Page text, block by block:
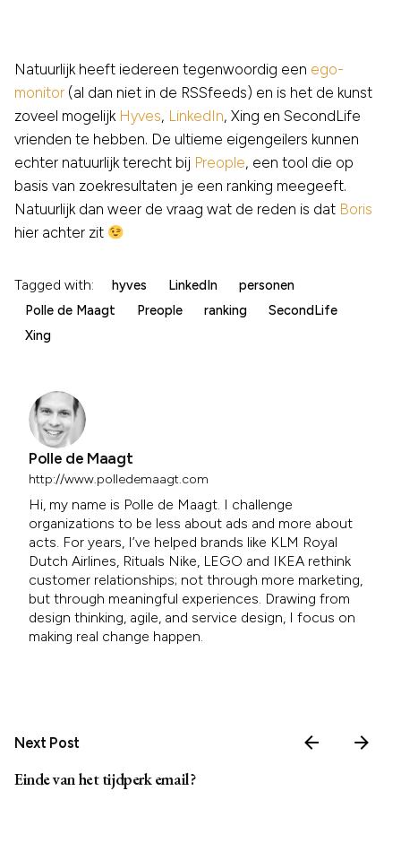
Natuurlijk heeft iedereen tegenwoordig een ego-
monitor (al dan niet in de RSSfeeds) en is het de kunst
zoveel mogelijk Hyves, LinkedIn, Xing en SecondLife
vrienden te hebben. De ultieme eigengeilers kunnen
echter natuurlijk terecht bij Preople, een tool die op
basis van zoekresultaten je een ranking meegeeft.
Natuurlijk dan weer de vraag wat de reden is dat Boris
hier achter zit
Tagged with: hyves LinkedIn
personen
Polle de Maagt
Preople ranking
SecondLife
Xing
Polle de Maagt
http://www.polledemaagt.com
Hi, my name is Polle de Maagt. I challenge
organizations to be less about ads and more about
acts. For years, I’ve helped brands like KLM Royal
Dutch Airlines, Rituals Nike, LEGO and IKEA rethink
customer relationships; not through more marketing,
but through meaningful experiences. Drawing from
design thinking, agile, and service design, I focus on
making real change happen.
Next Post
Einde van het tijdperk email?